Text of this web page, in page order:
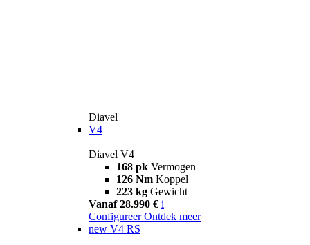
Diavel
V4
Diavel V4
168 pk Vermogen
126 Nm Koppel
223 kg Gewicht
Vanaf 28.990 € i
Configureer Ontdek meer
new V4 RS